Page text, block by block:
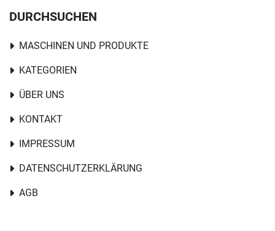
DURCHSUCHEN
MASCHINEN UND PRODUKTE
KATEGORIEN
ÜBER UNS
KONTAKT
IMPRESSUM
DATENSCHUTZERKLÄRUNG
AGB